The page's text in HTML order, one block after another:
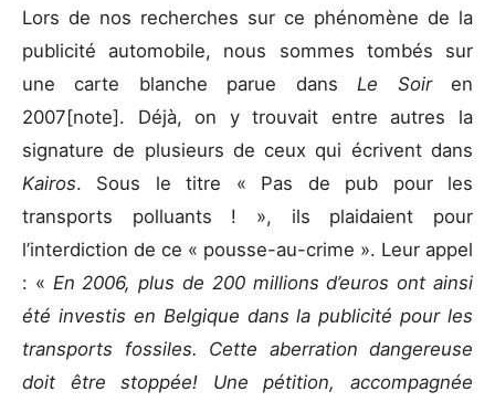
Lors de nos recherches sur ce phénomène de la
publicité automobile, nous sommes tombés sur
une carte blanche parue dans Le Soiren
2007[note]. Déjà, on y trouvait entre autres la
signature de plusieurs de ceux qui écrivent dans
Kairos. Sous le titre « Pas de pub pour les
transports polluants ! », ils plaidaient pour
l’interdiction de ce « pousse-au-crime ». Leur appel
: « En 2006, plus de 200 millions d’euros ont ainsi
été investis en Belgique dans la publicité pour les
transports fossiles. Cette aberration dangereuse
doit être stoppée! Une pétition, accompagnée